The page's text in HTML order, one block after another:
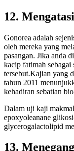
12.
Gonorea adalah
oleh mereka yang
pasangan. Jika anda
kacip fatimah
tersebut.Kajian yang
tahun 2011
kehadiran sebatian
Dalam uji kaji
epoxyoleanane
glycerogalactolipid
13.